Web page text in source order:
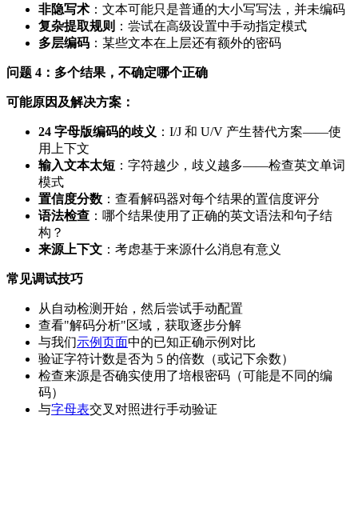
非隐写术 ：文本可能只是普通的大小写写法，并未编码
复杂提取规则 ：尝试在高级设置中手动指定模式
多层编码 ：某些文本在上层还有额外的密码
问题 4：多个结果，不确定哪个正确
可能原因及解决方案：
24 字母版编码的歧义 ：I/J 和 U/V 产生替代方案——使
用上下文
输入文本太短 ：字符越少，歧义越多——检查英文单词
模式
置信度分数 ：查看解码器对每个结果的置信度评分
语法检查 ：哪个结果使用了正确的英文语法和句子结
构？
来源上下文 ：考虑基于来源什么消息有意义
常见调试技巧
从自动检测开始，然后尝试手动配置
查看"解码分析"区域，获取逐步分解
与我们示例页面中的已知正确示例对比
验证字符计数是否为 5 的倍数（或记下余数）
检查来源是否确实使用了培根密码（可能是不同的编
码）
与字母表交叉对照进行手动验证